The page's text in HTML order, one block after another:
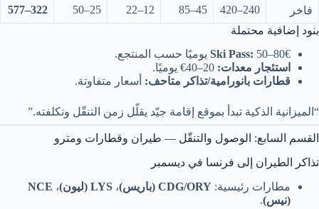
فاخر 240–420
45–85
12–22
25–50
322–577
بنود إضافية محتملة
Ski Pass: 50–80€ يوميًا حسب المنتجع.
استئجار معدات:
قطارات بانورامية/تذاكر متاحف: أسعار متفاوتة.
“الميزانية الذكية تبدأ بموقع إقامة جيّد يقلّل زمن التنقّل وتكلفته.”
القسم السابع: الوصول والتنقّل — طيران وقطارات ومترو
تذاكر الطيران إلى فرنسا في ديسمبر
مطارات رئيسية: CDG/ORY (باريس) ، LYS (ليون) ، NCE
(نيس).